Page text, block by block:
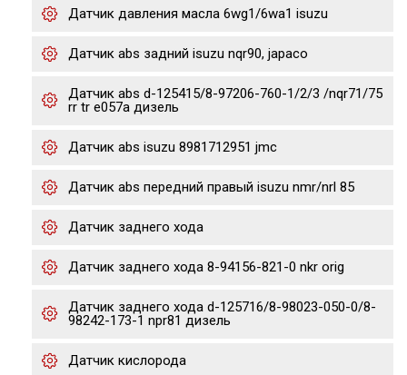
Датчик давления масла 6wg1/6wa1 isuzu
Датчик abs задний isuzu nqr90, japaco
Датчик abs d-125415/8-97206-760-1/2/3 /nqr71/75
rr tr e057a дизель
Датчик abs isuzu 8981712951 jmc
Датчик abs передний правый isuzu nmr/nrl 85
Датчик заднего хода
Датчик заднего хода 8-94156-821-0 nkr orig
Датчик заднего хода d-125716/8-98023-050-0/8-
98242-173-1 npr81 дизель
Датчик кислорода